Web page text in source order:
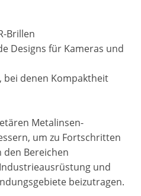
Brillen
Designs für Kameras und
bei denen Kompaktheit
Metalinsen-
um zu Fortschritten
den Bereichen
und
beizutragen.